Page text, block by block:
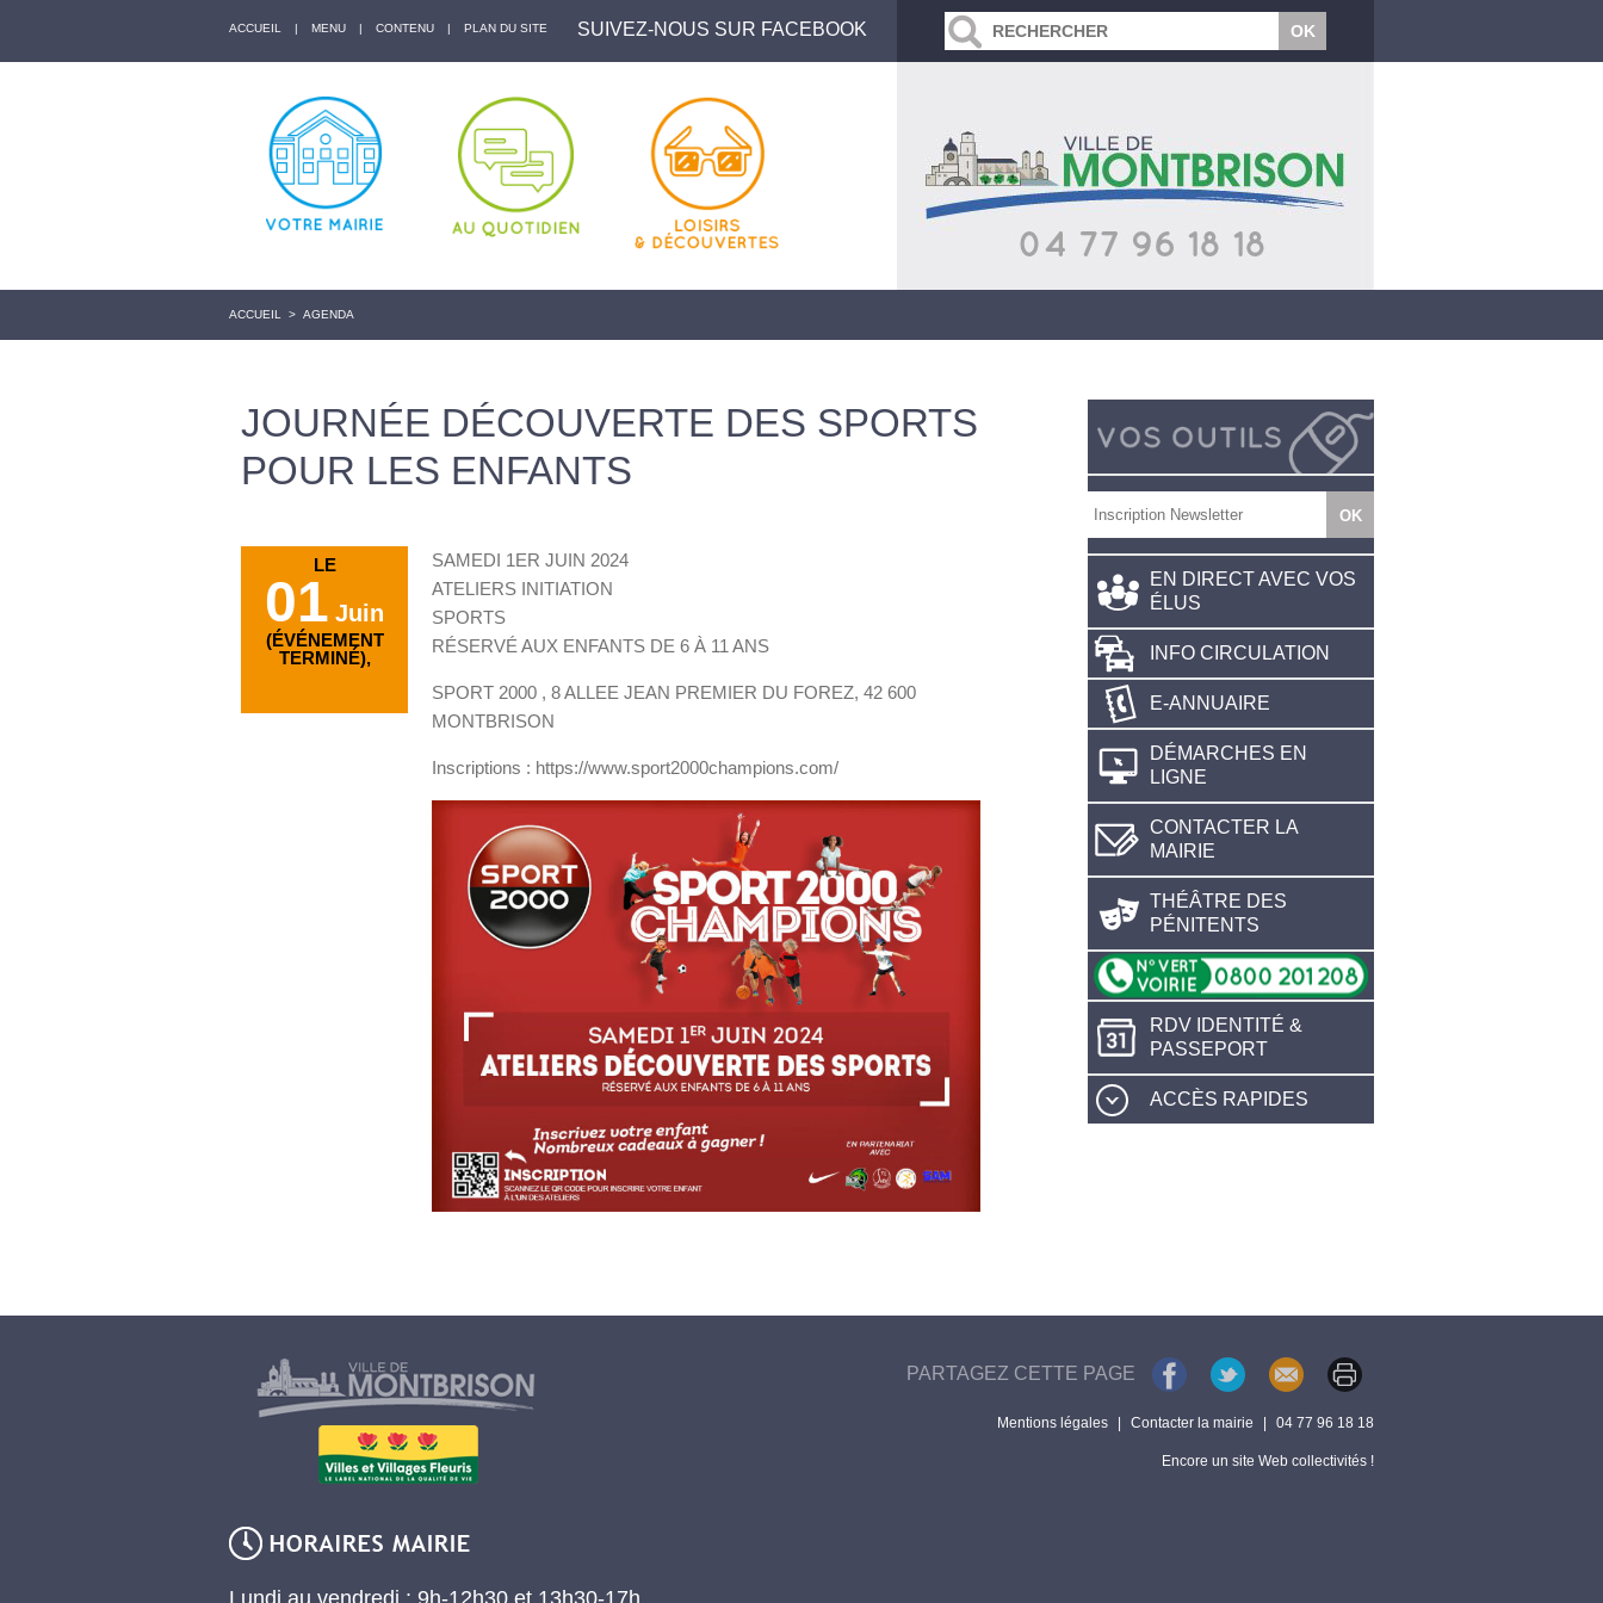
ACCUEIL | MENU | CONTENU | PLAN DU SITE SUIVEZ-NOUS SUR FACEBOOK
ACCUEIL > AGENDA
JOURNÉE DÉCOUVERTE DES SPORTS
POUR LES ENFANTS
LE
01 Juin
(ÉVÉNEMENT
TERMINÉ),
SAMEDI 1ER JUIN 2024
ATELIERS INITIATION
SPORTS
RÉSERVÉ AUX ENFANTS DE 6 À 11 ANS
SPORT 2000 , 8 ALLEE JEAN PREMIER DU FOREZ, 42 600
MONTBRISON
Inscriptions : https://www.sport2000champions.com/
EN DIRECT AVEC VOS
ÉLUS
INFO CIRCULATION
E-ANNUAIRE
DÉMARCHES EN
LIGNE
CONTACTER LA
MAIRIE
THÉÂTRE DES
PÉNITENTS
RDV IDENTITÉ &
PASSEPORT
ACCÈS RAPIDES
Lundi au vendredi : 9h-12h30 et 13h30-17h
PARTAGEZ CETTE PAGE
Mentions légales Contacter la mairie 04 77 96 18 18
Encore un site Web collectivités !